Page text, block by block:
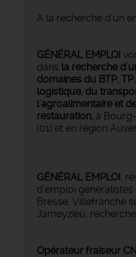
A la recherche d'un
GÉNÉRAL EMPLOI
dans la recherche
domaines du BTP,
logistique, du
l'agroalimentaire et
restauration, à
(01) et en région
GÉNÉRAL EMPLOI ,
d’emploi
Bresse, Villefranche
Jameyzieu,
:
Opérateur fraiseur